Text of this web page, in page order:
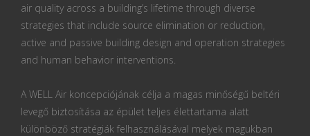
air quality across a building’s lifetime through diverse
strategies that include source elimination or reduction,
active and passive building design and operation strategies
and human behavior interventions.
A WELL Air koncepciójának célja a magas minőségű beltéri
levegő biztosítása az épület teljes élettartama alatt
különböző stratégiák felhasználásával melyek magukban